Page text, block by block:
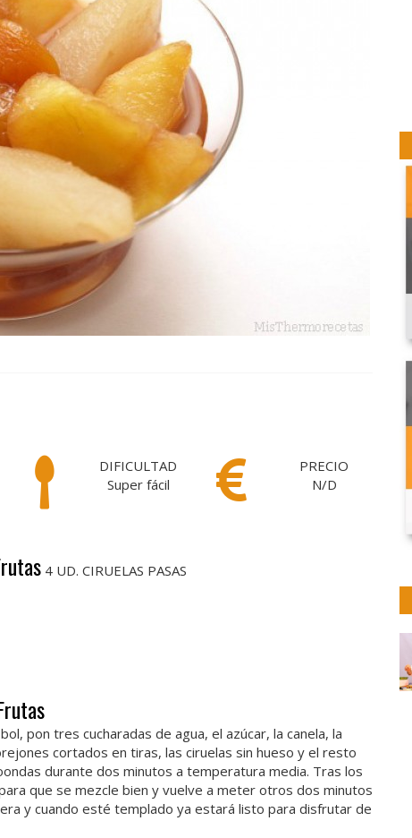
DIFICULTAD
Super fácil
PRECIO
N/D
4 UD. CIRUELAS PASAS
pon tres cucharadas de agua, el azúcar, la canela, la
cortados en tiras, las ciruelas sin hueso y el resto
durante dos minutos a temperatura media. Tras los
que se mezcle bien y vuelve a meter otros dos minutos
y cuando esté templado ya estará listo para disfrutar de